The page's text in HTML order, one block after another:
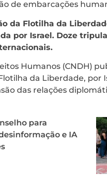
de embarcações
da Flotilha da
por Israel. Doze
Humanos (CNDH)
da Liberdade, por
das relações
para
e IA